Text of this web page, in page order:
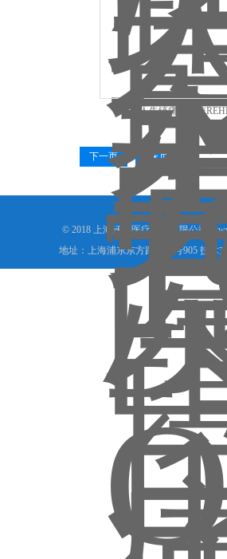
人先镇痛泵系统
下一页 末页
© 2018 上海涵飞医疗器械有限公司
地址：上海浦东东方路1988号905 技术